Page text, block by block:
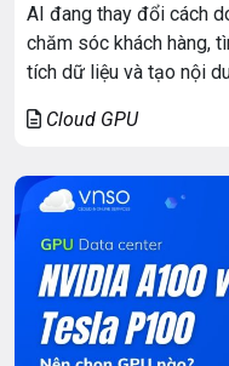
AI đang thay đổi cách
chăm sóc khách hàng,
tích dữ liệu và tạo nội
khá khó tiếp cận vì
Cloud GPU